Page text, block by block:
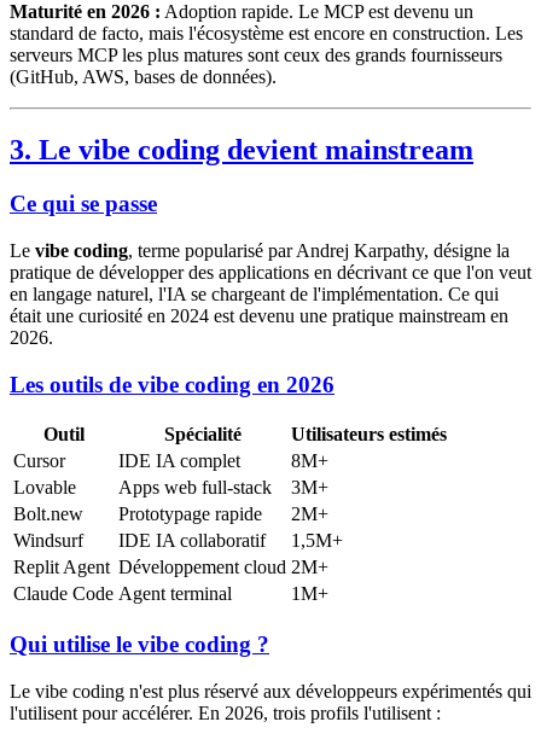
Maturité en 2026 : Adoption rapide. Le MCP est devenu un
standard de facto, mais l'écosystème est encore en construction. Les
serveurs MCP les plus matures sont ceux des grands fournisseurs
(GitHub, AWS, bases de données).
3. Le vibe coding devient mainstream
Ce qui se passe
Le vibe coding, terme popularisé par Andrej Karpathy, désigne la
pratique de développer des applications en décrivant ce que l'on veut
en langage naturel, l'IA se chargeant de l'implémentation. Ce qui
était une curiosité en 2024 est devenu une pratique mainstream en
2026.
Les outils de vibe coding en 2026
Outil Spécialité
Utilisateurs estimés
Cursor
IDE IA complet
8M+
Lovable
Apps web full-stack
3M+
Bolt.new
Prototypage rapide
2M+
Windsurf
IDE IA collaboratif
1,5M+
Replit Agent Développement cloud 2M+
Claude Code Agent terminal 1M+
Qui utilise le vibe coding ?
Le vibe coding n'est plus réservé aux développeurs expérimentés qui
l'utilisent pour accélérer. En 2026, trois profils l'utilisent :